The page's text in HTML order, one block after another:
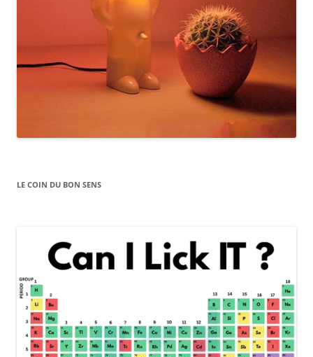
LE COIN DU BON SENS